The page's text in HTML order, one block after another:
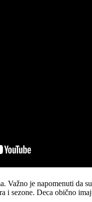
Važno je napomenuti da
i sezone. Deca obično